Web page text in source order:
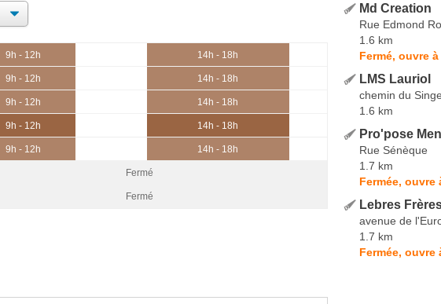
9h - 12h 14h - 18h
9h - 12h 14h - 18h
9h - 12h 14h - 18h
9h - 12h 14h - 18h
9h - 12h 14h - 18h
Fermé
Fermé
Md Creation
Rue Edmond
1.6 km
Fermé, ouvre à
LMS Lauriol
chemin du
1.6 km
Pro'pose
Rue Sénèque
1.7 km
Fermée, ouvre
Lebres
avenue de
1.7 km
Fermée, ouvre